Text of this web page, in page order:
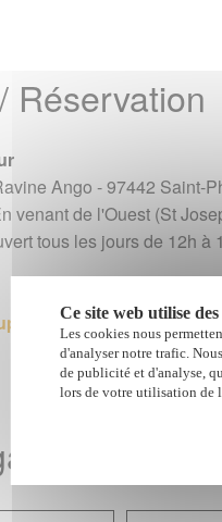
Réservation
Ango - 97442 Saint-
venant de l'Ouest (St
tous les jours de 12h à
Ce site web utilise
Les cookies nous
d'analyser notre trafic.
de publicité et d'analyse,
lors de votre utilisation de